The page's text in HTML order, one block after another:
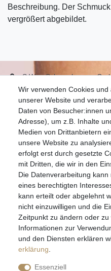
Beschreibung. Der
vergrößert abgebildet.
Wir verwenden Cookies
unserer Website und
Daten von Besucher:innen
Adresse), um z.B. Inhalte
Medien von Drittanbietern
unsere Website zu
erfolgt erst durch gesetzte
mit Dritten, die wir in den
Die Datenverarbeitung
eines berechtigten
kann erteilt oder abgelehnt
nicht einzuwilligen und die
Zeitpunkt zu ändern oder
Informationen zur
und den Diensten erklären
erklärung
Essenziell
S.W.w. Schmuckwaren
07051-9608828
info@schmuckador.de
Montag bis Freitag 8.30 –
Widerrufs­recht
E-MAIL **
Hiermit bestätige ich, dass ich die